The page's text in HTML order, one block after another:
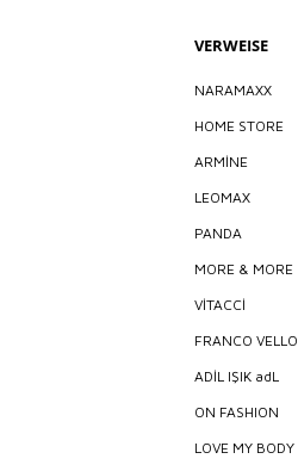
VERWEISE
NARAMAXX
HOME STORE
ARMİNE
LEOMAX
PANDA
MORE & MORE
VİTACCİ
FRANCO VELLO
ADİL IŞIK adL
ON FASHION
LOVE MY BODY